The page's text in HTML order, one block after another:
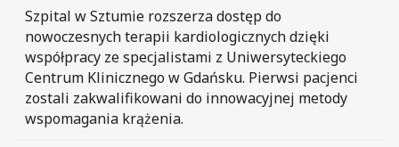
Szpital w Sztumie rozszerza dostęp do
nowoczesnych terapii kardiologicznych dzięki
współpracy ze specjalistami z Uniwersyteckiego
Centrum Klinicznego w Gdańsku. Pierwsi pacjenci
zostali zakwalifikowani do innowacyjnej metody
wspomagania krążenia.